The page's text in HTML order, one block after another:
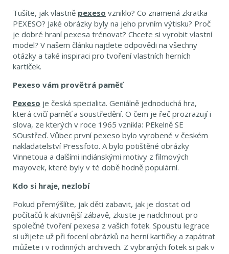
Tušíte, jak vlastně pexeso vzniklo? Co znamená zkratka
PEXESO? Jaké obrázky byly na jeho prvním výtisku? Proč
je dobré hraní pexesa trénovat? Chcete si vyrobit vlastní
model? V našem článku najdete odpovědi na všechny
otázky a také inspiraci pro tvoření vlastních herních
kartiček.
Pexeso vám provětrá paměť
Pexeso je česká specialita. Geniálně jednoduchá hra,
která cvičí paměť a soustředění. O čem je řeč prozrazují i
slova, ze kterých v roce 1965 vznikla: PEkelně SE
SOustřeď. Vůbec první pexeso bylo vyrobené v českém
nakladatelství Pressfoto. A bylo potištěné obrázky
Vinnetoua a dalšími indiánskými motivy z filmových
mayovek, které byly v té době hodně populární.
Kdo si hraje, nezlobí
Pokud přemýšlíte, jak děti zabavit, jak je dostat od
počítačů k aktivnější zábavě, zkuste je nadchnout pro
společné tvoření pexesa z vašich fotek. Spoustu legrace
si užijete už při focení obrázků na herní kartičky a zapátrat
můžete i v rodinných archivech. Z vybraných fotek si pak v